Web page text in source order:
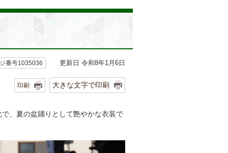
番号1035036 更新日 令和8年1月6日
印刷 大きな文字で印刷
、夏の盆踊りとして艶やかな衣装で